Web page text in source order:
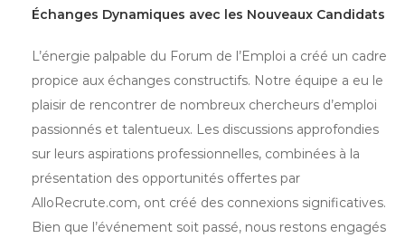
Échanges Dynamiques avec les Nouveaux Candidats
L’énergie palpable du Forum de l’Emploi a créé un cadre
propice aux échanges constructifs. Notre équipe a eu le
plaisir de rencontrer de nombreux chercheurs d’emploi
passionnés et talentueux. Les discussions approfondies
sur leurs aspirations professionnelles, combinées à la
présentation des opportunités offertes par
AlloRecrute.com, ont créé des connexions significatives.
Bien que l’événement soit passé, nous restons engagés